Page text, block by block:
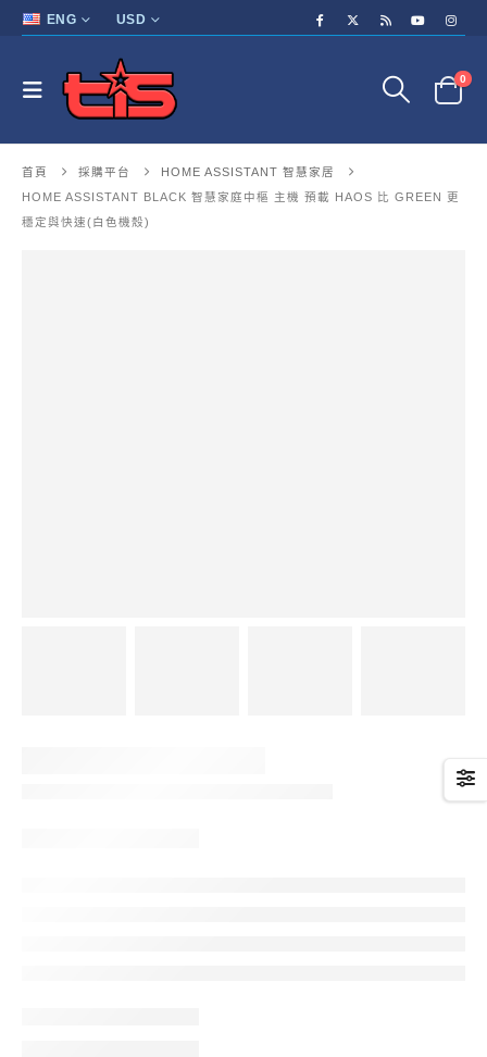
ENG USD
0
首頁 採購平台
HOME ASSISTANT 智慧家居
HOME ASSISTANT BLACK 智慧家庭中樞 主機 預載 HAOS 比 GREEN 更
穩定與快速(白色機殼)